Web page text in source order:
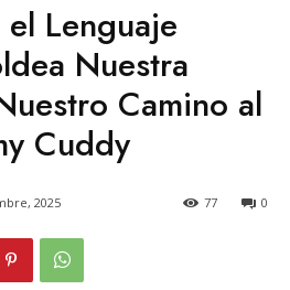
Lenguaje
Nuestra
Camino al
Cuddy
2025 0
77